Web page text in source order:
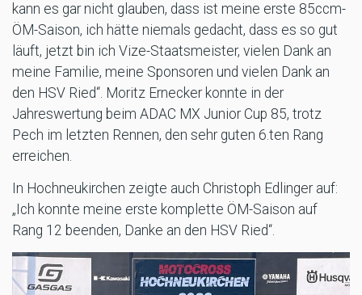
kann es gar nicht glauben, dass ist meine erste 85ccm-
ÖM-Saison, ich hätte niemals gedacht, dass es so gut
läuft, jetzt bin ich Vize-Staatsmeister, vielen Dank an
meine Familie, meine Sponsoren und vielen Dank an
den HSV Ried“. Moritz Ernecker konnte in der
Jahreswertung beim ADAC MX Junior Cup 85, trotz
Pech im letzten Rennen, den sehr guten 6.ten Rang
erreichen.
In Hochneukirchen zeigte auch Christoph Edlinger auf:
„Ich konnte meine erste komplette ÖM-Saison auf
Rang 12 beenden, Danke an den HSV Ried“.